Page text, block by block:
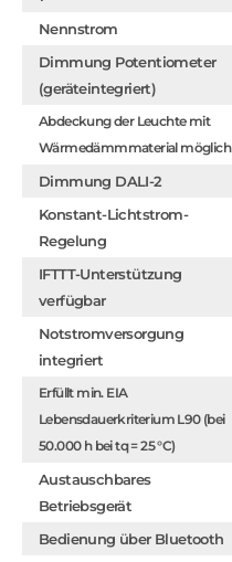
Nennstrom
Dimmung Potentiometer
(geräteintegriert)
Abdeckung der Leuchte mit
Wärmedämmmaterial möglich
Dimmung DALI-2
Konstant-Lichtstrom-
Regelung
IFTTT-Unterstützung
verfügbar
Notstromversorgung
integriert
Erfüllt min. EIA
Lebensdauerkriterium L90 (bei
50.000 h bei tq = 25 °C)
Austauschbares
Betriebsgerät
Bedienung über Bluetooth